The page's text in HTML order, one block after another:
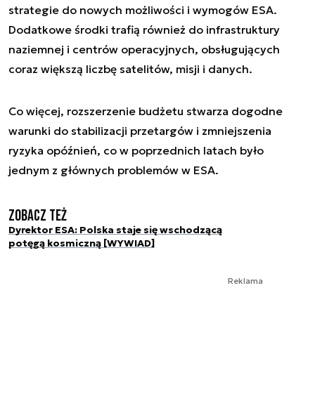
strategie do nowych możliwości i wymogów ESA.
Dodatkowe środki trafią również do infrastruktury
naziemnej i centrów operacyjnych, obsługujących
coraz większą liczbę satelitów, misji i danych.
Co więcej, rozszerzenie budżetu stwarza dogodne
warunki do stabilizacji przetargów i zmniejszenia
ryzyka opóźnień, co w poprzednich latach było
jednym z głównych problemów w ESA.
Zobacz też
Dyrektor ESA: Polska staje się wschodzącą
potęgą kosmiczną [WYWIAD]
Reklama